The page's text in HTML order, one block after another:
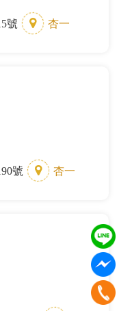
號 杏一
號 杏一